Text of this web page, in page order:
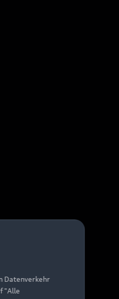
Datenverkehr
"Alle